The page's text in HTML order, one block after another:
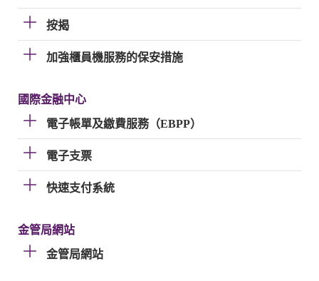
按揭
加強櫃員機服務的保安措施
國際金融中心
電子帳單及繳費服務（EBPP）
電子支票
快速支付系統
金管局網站
金管局網站